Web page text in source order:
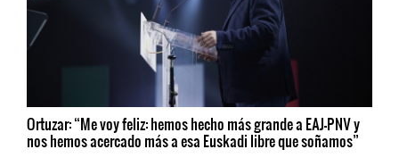
Ortuzar: “Me voy feliz: hemos hecho más grande a EAJ-PNV y
nos hemos acercado más a esa Euskadi libre que soñamos”